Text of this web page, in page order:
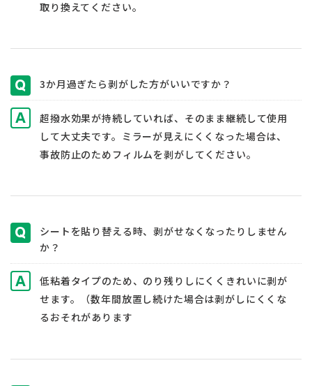
取り換えてください。
3か月過ぎたら剥がした方がいいですか？
超撥水効果が持続していれば、そのまま継続して使用
して大丈夫です。ミラーが見えにくくなった場合は、
事故防止のためフィルムを剥がしてください。
シートを貼り替える時、剥がせなくなったりしません
か？
低粘着タイプのため、のり残りしにくくきれいに剥が
せます。（数年間放置し続けた場合は剥がしにくくな
るおそれがあります